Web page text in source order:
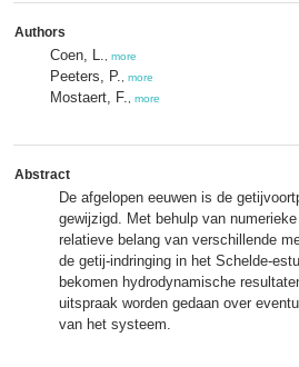
Authors
Coen, L. more
Peeters, P. more
Mostaert, F. more
Abstract
De afgelopen eeuwen is de
gewijzigd. Met behulp van
relatieve belang van verschillende
de getij-indringing in het Schelde-
bekomen hydrodynamische
uitspraak worden gedaan over
van het systeem.